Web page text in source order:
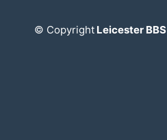
© Copyright Leicester BBS